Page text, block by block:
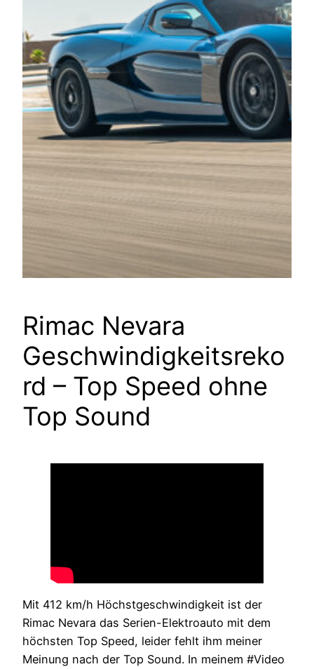
Rimac Nevara
Geschwindigkeitsreko
rd – Top Speed ohne
Top Sound
Mit 412 km/h Höchstgeschwindigkeit ist der
Rimac Nevara das Serien-Elektroauto mit dem
höchsten Top Speed, leider fehlt ihm meiner
Meinung nach der Top Sound. In meinem #Video